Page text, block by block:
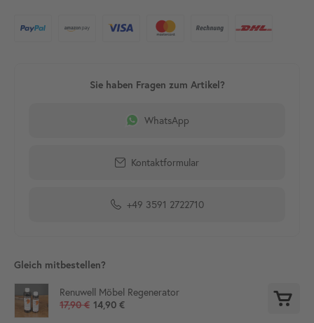
WhatsApp
Kontaktformular
+49 3591 2722710
Gleich mitbestellen?
Renuwell Möbel Regenerator
17,90 € 14,90 €